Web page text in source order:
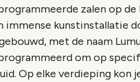
zalen op
immense kunstinstallatie
met de naam
om op
Op elke verdieping kon